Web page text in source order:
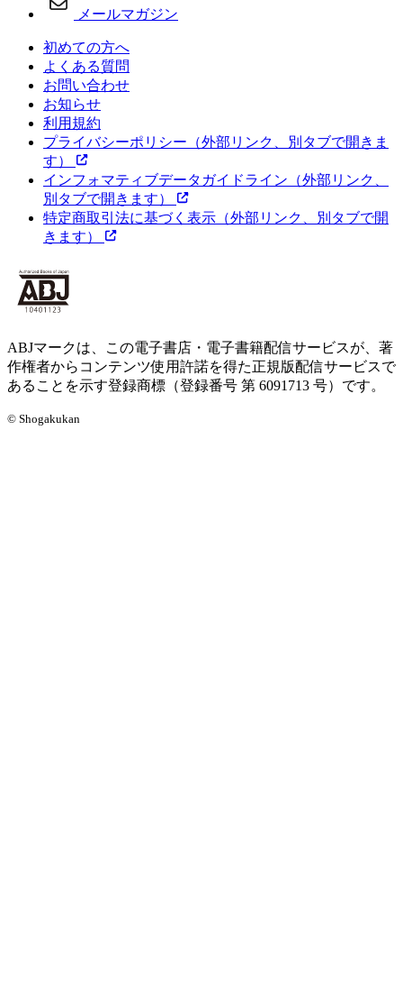
メールマガジン
初めての方へ
よくある質問
お問い合わせ
お知らせ
利用規約
プライバシーポリシー （外部リンク、別タブで開きま
す）
インフォマティブデータガイドライン （外部リンク、
別タブで開きます）
特定商取引法に基づく表示 （外部リンク、別タブで開
きます）
ABJマークは、この電子書店・電子書籍配信サービスが、著
作権者からコンテンツ使用許諾を得た正規版配信サービスで
あることを示す登録商標（登録番号 第 6091713 号）です。
© Shogakukan